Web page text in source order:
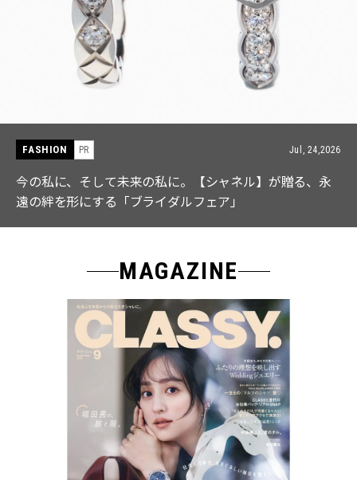
FASHION PR Jul, 24,2026
の私に、そして未来の私に。【シャネル】が贈る、永
の絆を形にする「ブライダルフェア」
MAGAZINE